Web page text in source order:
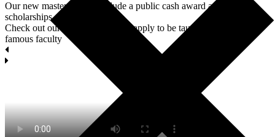
Our new master classes include a public cash award and two
scholarships each.
Check out our masterclasses and apply to be taught by world-
famous faculty